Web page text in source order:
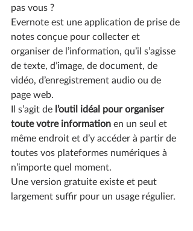
pas vous ?
Evernote est une application de prise de
notes conçue pour collecter et
organiser de l’information, qu’il s’agisse
de texte, d’image, de document, de
vidéo, d’enregistrement audio ou de
page web.
Il s’agit de l’outil idéal pour organiser
toute votre information en un seul et
même endroit et d’y accéder à partir de
toutes vos plateformes numériques à
n’importe quel moment.
Une version gratuite existe et peut
largement suffir pour un usage régulier.